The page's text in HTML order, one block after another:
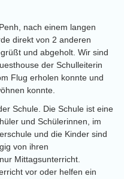
nach einem langen
direkt von 2 anderen
und abgeholt. Wir sind
der Schulleiterin
Flug erholen konnte und
konnte.
Schule. Die Schule ist eine
und Schülerinnen, im
und die Kinder sind
von ihren
Mittagsunterricht.
vor oder helfen ein